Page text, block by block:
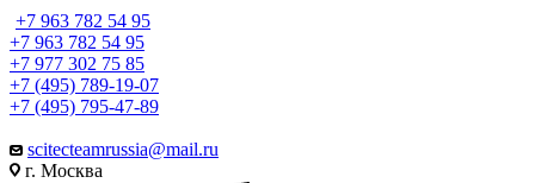
+7 963 782 54 95
+7 963 782 54 95
+7 977 302 75 85
+7 (495) 789-19-07
+7 (495) 795-47-89
scitecteamrussia@mail.ru
г. Москва